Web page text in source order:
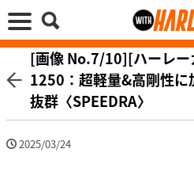
[画像 No.7/10][ハーレー
1250：超軽量&高剛性に
抜群〈SPEEDRA〉
2025/03/24